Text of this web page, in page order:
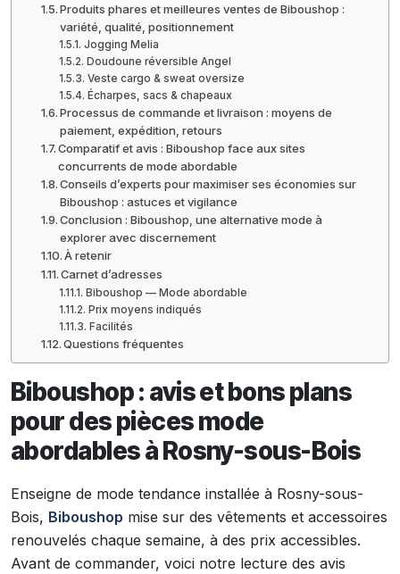
Produits phares et meilleures ventes de Biboushop :
variété, qualité, positionnement
Jogging Melia
Doudoune réversible Angel
Veste cargo & sweat oversize
Écharpes, sacs & chapeaux
Processus de commande et livraison : moyens de
paiement, expédition, retours
Comparatif et avis : Biboushop face aux sites
concurrents de mode abordable
Conseils d’experts pour maximiser ses économies sur
Biboushop : astuces et vigilance
Conclusion : Biboushop, une alternative mode à
explorer avec discernement
À retenir
Carnet d’adresses
Biboushop — Mode abordable
Prix moyens indiqués
Facilités
Questions fréquentes
Biboushop : avis et bons plans
pour des pièces mode
abordables à Rosny-sous-Bois
Enseigne de mode tendance installée à Rosny-sous-
Bois, Biboushop mise sur des vêtements et accessoires
renouvelés chaque semaine, à des prix accessibles.
Avant de commander, voici notre lecture des avis